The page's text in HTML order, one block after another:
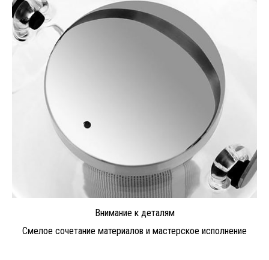
Внимание к деталям
Смелое сочетание материалов и мастерское исполнение